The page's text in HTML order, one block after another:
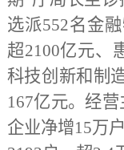
选派552名金
超2100亿元、
科技创新和制
167亿元。经营
企业净增15万